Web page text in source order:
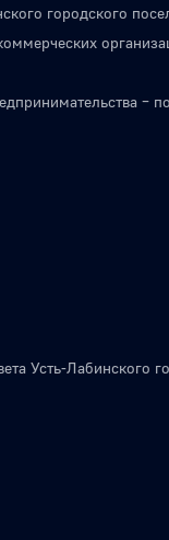
городского
–
Усть-Лабинского